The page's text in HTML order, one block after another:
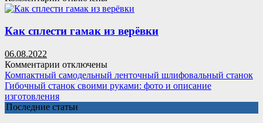
особенности
технологии
записи
пресс
Как сплести гамак из верёвки
06.08.2022
Комментарии к
записи
Как
гамак
из
отключены
Компактный самодельный ленточный шлифовальный станок
Гибочный станок своими руками: фото и описание
изготовления
Последние статьи